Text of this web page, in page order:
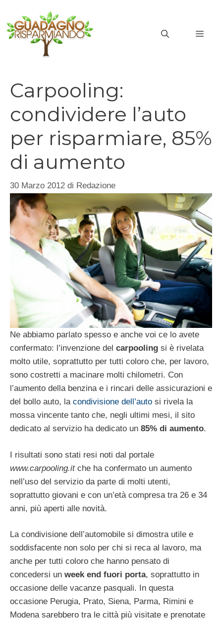
contenuto
Carpooling:
condividere l’auto
per risparmiare, 85%
di aumento
30 Marzo 2012 di Redazione
Ne abbiamo parlato spesso e anche voi ce lo avete
confermato: l’invenzione del carpooling si è rivelata
molto utile, soprattutto per tutti coloro che, per lavoro,
sono costretti a macinare molti chilometri. Con
l’aumento della benzina e i rincari delle assicurazioni e
del bollo auto, la condivisione dell’auto si rivela la
mossa vincente tanto che, negli ultimi mesi, il sito
dedicato al servizio ha dedicato un 85% di aumento.
I risultati sono stati resi noti dal portale
www.carpooling.itche ha confermato un aumento
nell’uso del servizio da parte di molti utenti,
soprattutto giovani e con un’età compresa tra 26 e 34
anni, più aperti alle novità.
La condivisione dell’automobile si dimostra utile e
soddisfacente non solo per chi si reca al lavoro, ma
anche per tutti coloro che hanno pensato di
concedersi un week end fuori porta, soprattutto in
occasione delle vacanze pasquali. In questa
occasione Perugia, Prato, Siena, Parma, Rimini e
Modena sarebbero tra le città più visitate e prenotate